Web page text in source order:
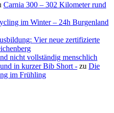
Carnia 300 – 302 Kilometer rund
im Winter – 24h Burgenland
Vier neue zertifizierte
nicht vollständig menschlich
in kurzer Bib Short - zu Die
im Frühling